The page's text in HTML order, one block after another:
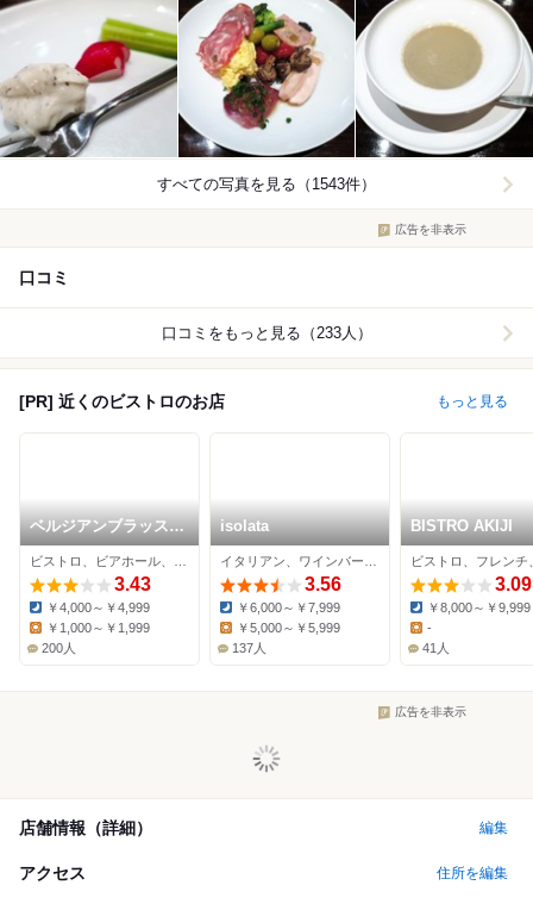
すべての写真を見る（1543件）
広告を非表示
口コミ
口コミをもっと見る（233人）
[PR] 近くのビストロのお店 もっと見る
ベルジアンブラッスリ
ーコート バレル
3.43
Dinner:
￥4,000～￥4,999
￥1,000～￥1,999
200人
isolata
3.56
Dinner:
￥6,000～￥7,999
￥5,000～￥5,999
137人
BISTRO AKIJI
3.09
Dinner:
￥8,000～￥9,999
Lunch:
-
41人
広告を非表示
店舗情報（詳細） 編集
アクセス 住所を編集